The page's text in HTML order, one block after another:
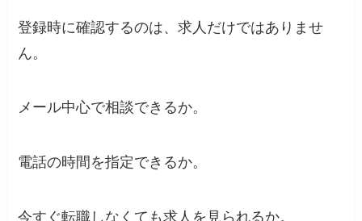
登録時に確認するのは、求人だけではありませ
ん。
メール中心で相談できるか。
電話の時間を指定できるか。
今すぐ転職しなくても求人を見られるか。